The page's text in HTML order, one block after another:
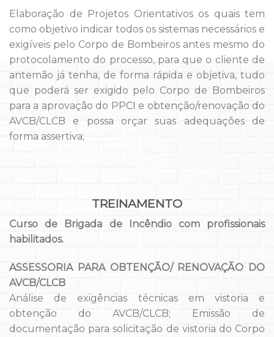
Elaboração de Projetos Orientativos os quais tem
como objetivo indicar todos os sistemas necessários e
exigíveis pelo Corpo de Bombeiros antes mesmo do
protocolamento do processo, para que o cliente de
antemão já tenha, de forma rápida e objetiva, tudo
que poderá ser exigido pelo Corpo de Bombeiros
para a aprovação do PPCI e obtenção/renovação do
AVCB/CLCB e possa orçar suas adequações de
forma assertiva;
TREINAMENTO
Curso de Brigada de Incêndio com profissionais
habilitados.
ASSESSORIA PARA OBTENÇÃO/ RENOVAÇÃO DO
AVCB/CLCB
Análise de exigências técnicas em vistoria e
obtenção do AVCB/CLCB; Emissão de
documentação para solicitação de vistoria do Corpo